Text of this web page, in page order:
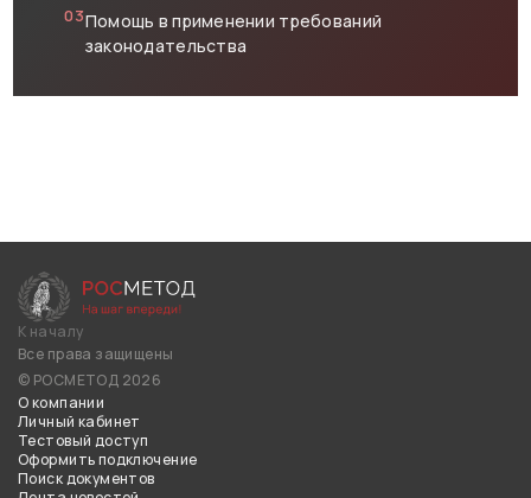
03Помощь в применении требований
законодательства
К началу
Все права защищены
© РОСМЕТОД 2026
О компании
Личный кабинет
Тестовый доступ
Оформить подключение
Поиск документов